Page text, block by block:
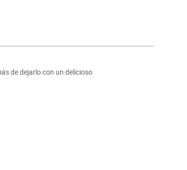
de dejarlo con un delicioso